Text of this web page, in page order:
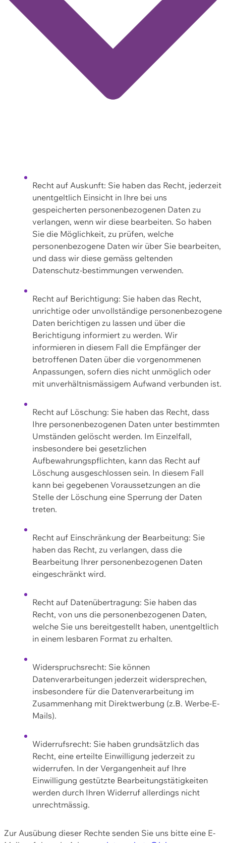
Recht auf Auskunft: Sie haben das Recht, jederzeit
unentgeltlich Einsicht in Ihre bei uns
gespeicherten personenbezogenen Daten zu
verlangen, wenn wir diese bearbeiten. So haben
Sie die Möglichkeit, zu prüfen, welche
personenbezogene Daten wir über Sie bearbeiten,
und dass wir diese gemäss geltenden
Datenschutz-bestimmungen verwenden.
Recht auf Berichtigung: Sie haben das Recht,
unrichtige oder unvollständige personenbezogene
Daten berichtigen zu lassen und über die
Berichtigung informiert zu werden. Wir
informieren in diesem Fall die Empfänger der
betroffenen Daten über die vorgenommenen
Anpassungen, sofern dies nicht unmöglich oder
mit unverhältnismässigem Aufwand verbunden ist.
Recht auf Löschung: Sie haben das Recht, dass
Ihre personenbezogenen Daten unter bestimmten
Umständen gelöscht werden. Im Einzelfall,
insbesondere bei gesetzlichen
Aufbewahrungspflichten, kann das Recht auf
Löschung ausgeschlossen sein. In diesem Fall
kann bei gegebenen Voraussetzungen an die
Stelle der Löschung eine Sperrung der Daten
treten.
Recht auf Einschränkung der Bearbeitung: Sie
haben das Recht, zu verlangen, dass die
Bearbeitung Ihrer personenbezogenen Daten
eingeschränkt wird.
Recht auf Datenübertragung: Sie haben das
Recht, von uns die personenbezogenen Daten,
welche Sie uns bereitgestellt haben, unentgeltlich
in einem lesbaren Format zu erhalten.
Widerspruchsrecht: Sie können
Datenverarbeitungen jederzeit widersprechen,
insbesondere für die Datenverarbeitung im
Zusammenhang mit Direktwerbung (z.B. Werbe-E-
Mails).
Widerrufsrecht: Sie haben grundsätzlich das
Recht, eine erteilte Einwilligung jederzeit zu
widerrufen. In der Vergangenheit auf Ihre
Einwilligung gestützte Bearbeitungstätigkeiten
werden durch Ihren Widerruf allerdings nicht
unrechtmässig.
Zur Ausübung dieser Rechte senden Sie uns bitte eine E-